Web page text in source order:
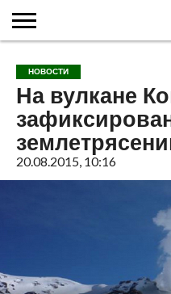
О
ВУЛКАНАХ
ВУЛКАНЫ
МИРА
КАЛЬДЕРЫ
НОВОСТИ
ФАКТЫ
ИСТОРИЯ
МОНИТОРИНГ
ВИДЕО
ТУРИСТАМ
О
САЙТЕ
КАРТА
САЙТА
КОНТАКТЫ
НОВОСТИ
На вулкане
20.08.2015, 10:16